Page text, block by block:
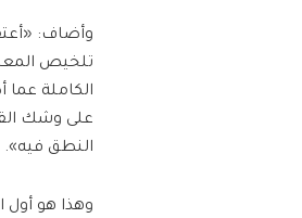
وأضاف:
تلخيص
الكاملة
على وشك
النطق فيه».
وهذا هو